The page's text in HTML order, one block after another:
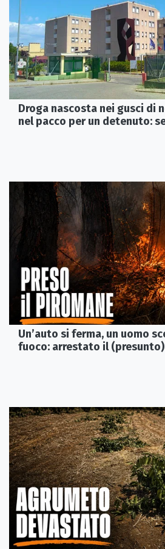
Droga nascosta nei gusci di
nel pacco per un detenuto:
Un’auto si ferma, un uomo
fuoco: arrestato il